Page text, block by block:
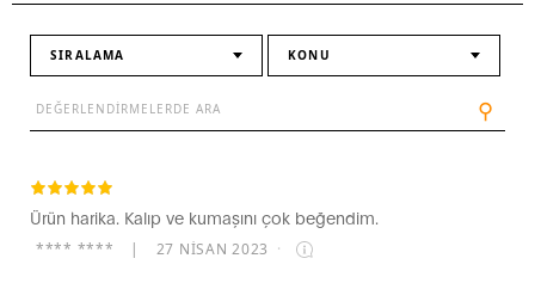
SIRALAMA KONU
⚲
Ürün harika. Kalıp ve kumaşını çok beğendim.
**** **** | 27 NISAN 2023 ·